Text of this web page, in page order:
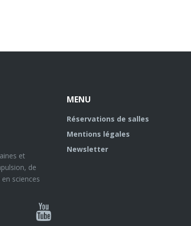
et
de
sciences
Bluesky
Canal
MENU
Réservations de salles
Mentions légales
Newsletter